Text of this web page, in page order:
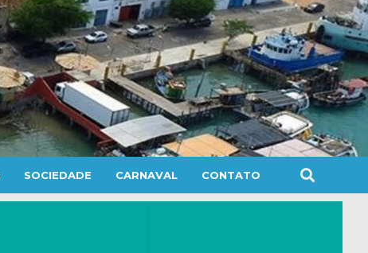
SOCIEDADE CARNAVAL CONTATO